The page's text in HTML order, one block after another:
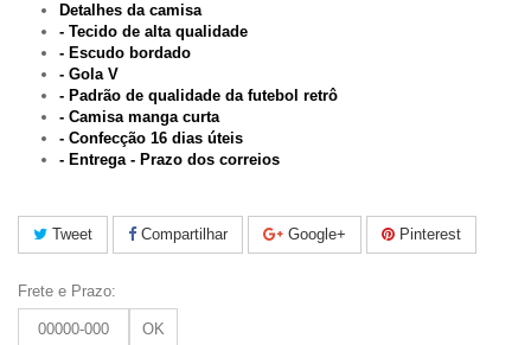
Detalhes da camisa
- Tecido de alta qualidade
- Escudo bordado
- Gola V
- Padrão de qualidade da futebol retrô
- Camisa manga curta
- Confecção 16 dias úteis
- Entrega - Prazo dos correios
Tweet Compartilhar Google+ Pinterest
Frete e Prazo:
OK